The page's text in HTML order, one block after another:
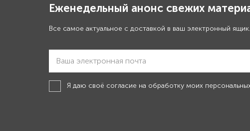
Еженедельный анонс свежих
Все самое актуальное с доставкой в ваш электронный ящик.
Я даю своё согласие на обработку моих